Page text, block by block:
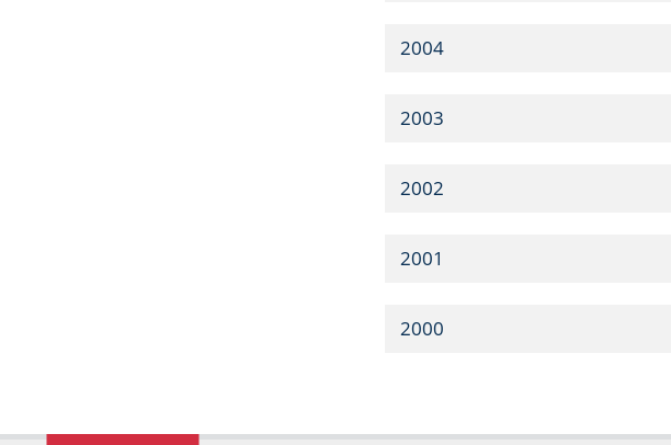
2004
2003
2002
2001
2000